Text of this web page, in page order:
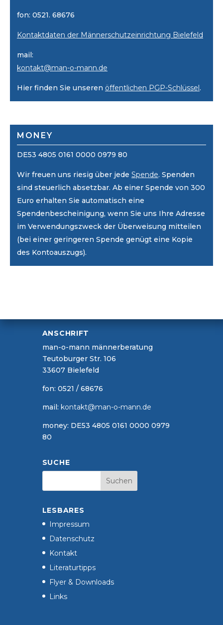
fon: 0521. 68676
Kontaktdaten der Männerschutzeinrichtung Bielefeld
mail:
kontakt@man-o-mann.de
Hier finden Sie unseren öffentlichen PGP-Schlüssel.
MONEY
DE53 4805 0161 0000 0979 80
Wir freuen uns riesig über jede Spende. Spenden
sind steuerlich absetzbar. Ab einer Spende von 300
Euro erhalten Sie automatisch eine
Spendenbescheinigung, wenn Sie uns Ihre Adresse
im Verwendungszweck der Überweisung mitteilen
(bei einer geringeren Spende genügt eine Kopie
des Kontoauszugs).
ANSCHRIFT
man-o-mann männerberatung
Teutoburger Str. 106
33607 Bielefeld
fon: 0521 / 68676
mail: kontakt@man-o-mann.de
money: DE53 4805 0161 0000 0979
80
SUCHE
LESBARES
Impressum
Datenschutz
Kontakt
Literaturtipps
Flyer & Downloads
Links